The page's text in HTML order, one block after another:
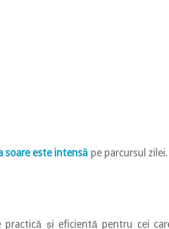
soare este intensă pe parcursul zilei.
practică și eficientă pentru cei